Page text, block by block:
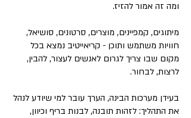
ומה זה אמור להזיז.
מיתוגים, קמפיינים, מוצרים, סרטונים, סושיאל,
חוויות משתמש ותוכן - קריאייטיב נמצא בכל
מקום שבו צריך לגרום לאנשים לעצור, להבין,
לרצות, לבחור.
בעידן מערכות הבינה, הערך עובר למי שיודע לנהל
את התהליך: לזהות תובנה, לבנות בריף וכיוון,